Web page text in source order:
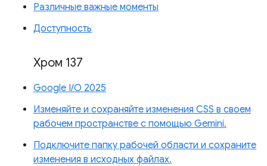
Различные важные моменты
Доступность
Хром 137
Google I/O 2025
Изменяйте и сохраняйте изменения CSS в своем
рабочем пространстве с помощью Gemini.
Подключите папку рабочей области и сохраните
изменения в исходных файлах.